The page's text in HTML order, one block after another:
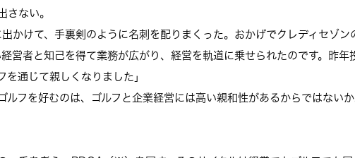
ない。
かけて、手裏剣のように名刺を配りまくった。おかげでクレディセゾン
営者と知己を得て業務が広がり、経営を軌道に乗せられたのです。昨年
通じて親しくなりました」
フを好むのは、ゴルフと企業経営には高い親和性があるからではない